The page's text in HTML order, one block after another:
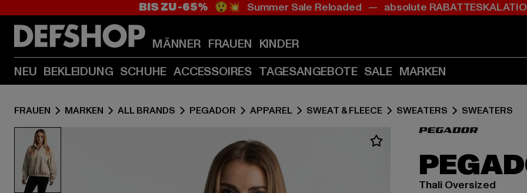
Zum
(Enter
drücken)
Zum
(Enter
drücken)
BIS ZU -65% 😲💥 Summer Sale Reloaded — absolute
MÄNNER FRAUEN KINDER
NEU BEKLEIDUNG SCHUHE ACCESSOIRES TAGESANGEBOTE SALE MARKEN
FRAUEN MARKEN ALL BRANDS PEGADOR APPAREL SWEAT & FLEECE SWEATERS SWEATERS
Thali Oversized